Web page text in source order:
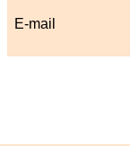
E-mail